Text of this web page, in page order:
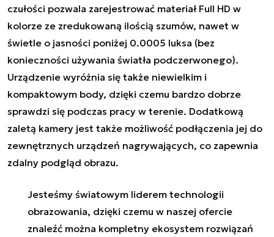
czułości pozwala zarejestrować materiał Full HD w
kolorze ze zredukowaną ilością szumów, nawet w
świetle o jasności poniżej 0.0005 luksa (bez
konieczności używania światła podczerwonego).
Urządzenie wyróżnia się także niewielkim i
kompaktowym body, dzięki czemu bardzo dobrze
sprawdzi się podczas pracy w terenie. Dodatkową
zaletą kamery jest także możliwość podłączenia jej do
zewnętrznych urządzeń nagrywających, co zapewnia
zdalny podgląd obrazu.
Jesteśmy światowym liderem technologii
obrazowania, dzięki czemu w naszej ofercie
znaleźć można kompletny ekosystem rozwiązań